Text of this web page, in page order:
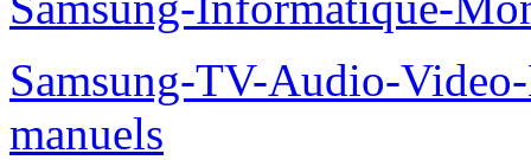
Samsung-TV-Audio-
manuels